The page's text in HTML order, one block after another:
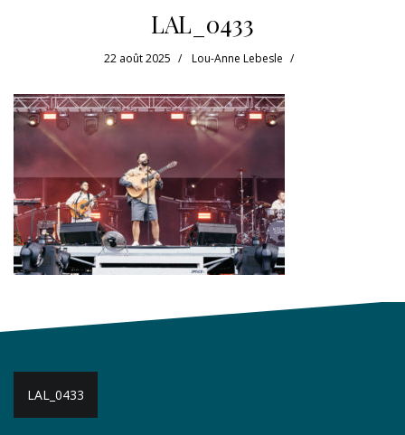
LAL_0433
22 août 2025 Lou-Anne Lebesle
Navigation
de
LAL_0433